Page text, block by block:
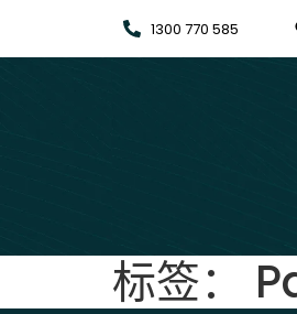
1300 770 585
标签：